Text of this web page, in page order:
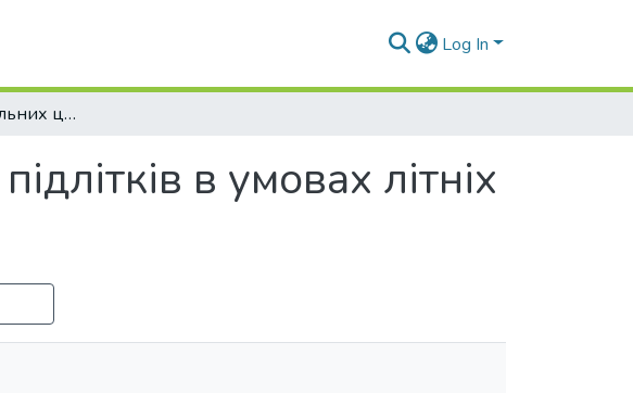
Log In
Виховання моральних цінностей у підлітків в умовах літніх таборів відпочинку
в умовах літніх